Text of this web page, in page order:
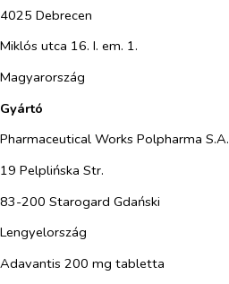
4025 Debrecen
Miklós utca 16. I. em. 1.
Magyarország
Gyártó
Pharmaceutical Works Polpharma S.A.
19 Pelplińska Str.
83-200 Starogard Gdański
Lengyelország
Adavantis 200 mg tabletta